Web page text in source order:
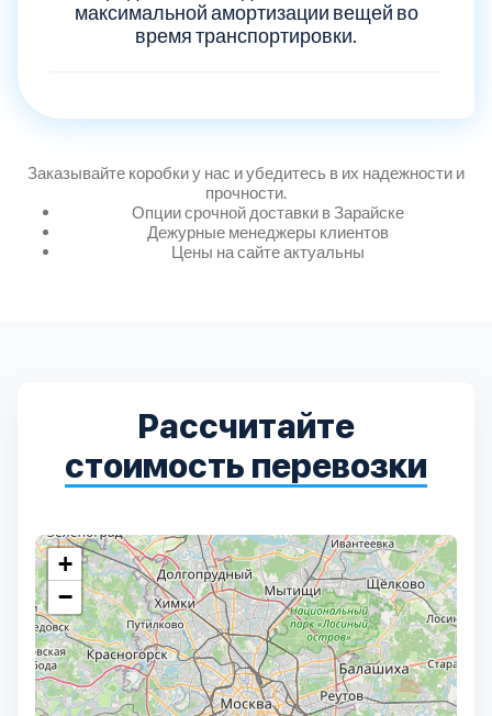
максимальной амортизации вещей во
время транспортировки.
Заказывайте коробки у нас и убедитесь в их надежности и
прочности.
Опции срочной доставки в Зарайске
Дежурные менеджеры клиентов
Цены на сайте актуальны
Рассчитайте
стоимость перевозки
+
−
Богородский
Воскресенский
Дмитровский
Егорьевский
Зеленоградский 1
Истринский 11
Каширский 2